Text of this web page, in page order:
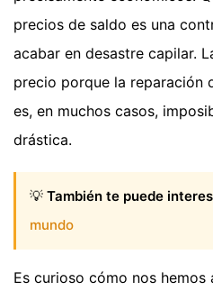
precios de saldo es una
acabar en desastre capilar.
precio porque la reparación
es, en muchos casos,
drástica.
💡 También te puede
mundo
Es curioso cómo nos